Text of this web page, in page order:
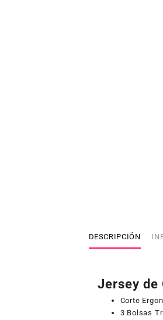
DESCRIPCIÓN
Jersey de
Corte
3 Bolsas